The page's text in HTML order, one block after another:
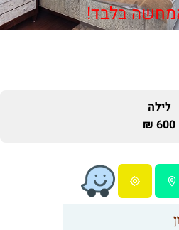
בלבד!
לילה
600 ₪